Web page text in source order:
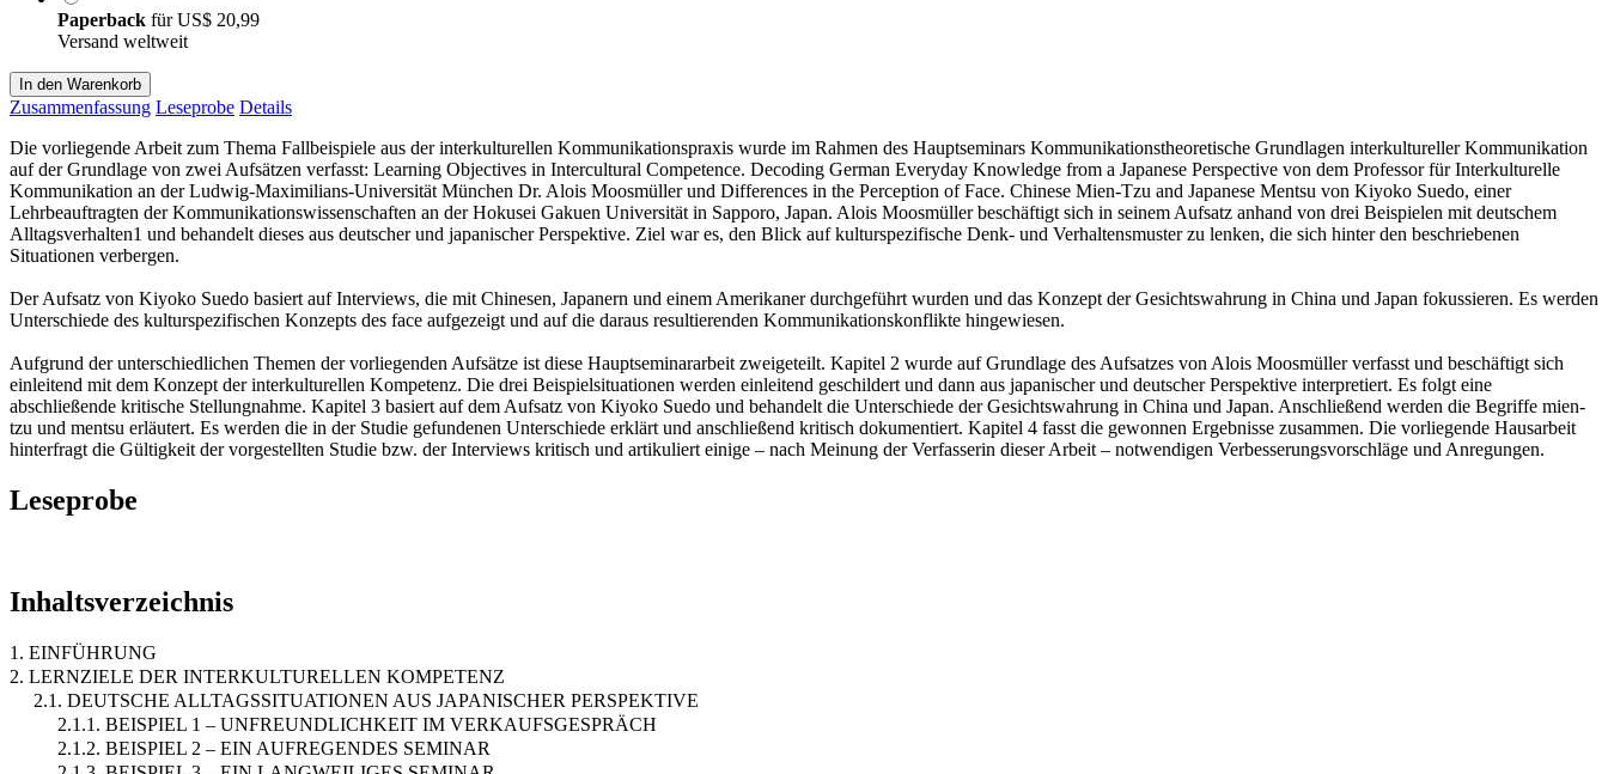
Paperback fürUS$ 20,99
Versand weltweit
In den Warenkorb
Zusammenfassung Leseprobe Details
Die vorliegende Arbeit zum Thema Fallbeispiele aus der interkulturellen Kommunikationspraxis wurde im Rahmen des Hauptseminars Kommunikationstheoretische Grundlagen interkultureller Kommunikation
auf der Grundlage von zwei Aufsätzen verfasst: Learning Objectives in Intercultural Competence. Decoding German Everyday Knowledge from a Japanese Perspective von dem Professor für Interkulturelle
Kommunikation an der Ludwig-Maximilians-Universität München Dr. Alois Moosmüller und Differences in the Perception of Face. Chinese Mien-Tzu and Japanese Mentsu von Kiyoko Suedo, einer
Lehrbeauftragten der Kommunikationswissenschaften an der Hokusei Gakuen Universität in Sapporo, Japan. Alois Moosmüller beschäftigt sich in seinem Aufsatz anhand von drei Beispielen mit deutschem
Alltagsverhalten1 und behandelt dieses aus deutscher und japanischer Perspektive. Ziel war es, den Blick auf kulturspezifische Denk- und Verhaltensmuster zu lenken, die sich hinter den beschriebenen
Situationen verbergen.
Der Aufsatz von Kiyoko Suedo basiert auf Interviews, die mit Chinesen, Japanern und einem Amerikaner durchgeführt wurden und das Konzept der Gesichtswahrung in China und Japan fokussieren. Es werden
Unterschiede des kulturspezifischen Konzepts des face aufgezeigt und auf die daraus resultierenden Kommunikationskonflikte hingewiesen.
Aufgrund der unterschiedlichen Themen der vorliegenden Aufsätze ist diese Hauptseminararbeit zweigeteilt. Kapitel 2 wurde auf Grundlage des Aufsatzes von Alois Moosmüller verfasst und beschäftigt sich
einleitend mit dem Konzept der interkulturellen Kompetenz. Die drei Beispielsituationen werden einleitend geschildert und dann aus japanischer und deutscher Perspektive interpretiert. Es folgt eine
abschließende kritische Stellungnahme. Kapitel 3 basiert auf dem Aufsatz von Kiyoko Suedo und behandelt die Unterschiede der Gesichtswahrung in China und Japan. Anschließend werden die Begriffe mien-
tzu und mentsu erläutert. Es werden die in der Studie gefundenen Unterschiede erklärt und anschließend kritisch dokumentiert. Kapitel 4 fasst die gewonnen Ergebnisse zusammen. Die vorliegende Hausarbeit
hinterfragt die Gültigkeit der vorgestellten Studie bzw. der Interviews kritisch und artikuliert einige – nach Meinung der Verfasserin dieser Arbeit – notwendigen Verbesserungsvorschläge und Anregungen.
Leseprobe
Inhaltsverzeichnis
1. EINFÜHRUNG
2. LERNZIELE DER INTERKULTURELLEN KOMPETENZ
2.1. DEUTSCHE ALLTAGSSITUATIONEN AUS JAPANISCHER PERSPEKTIVE
2.1.1. BEISPIEL 1 – UNFREUNDLICHKEIT IM VERKAUFSGESPRÄCH
2.1.2. BEISPIEL 2 – EIN AUFREGENDES SEMINAR